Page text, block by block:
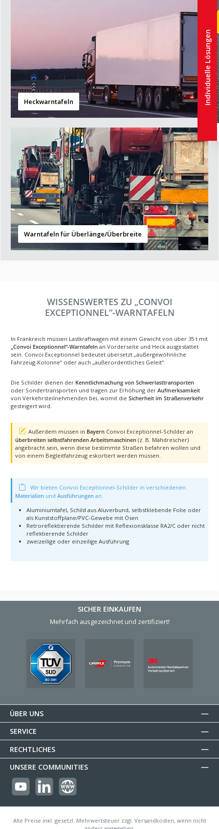
Warntafeln für Überlänge/Überbreite
Heckwarntafeln
WISSENSWERTES ZU „CONVOI
EXCEPTIONNEL“-WARNTAFELN
In Frankreich müssen Lastkraftwagen mit einem Gewicht von über 35 t mit
„Convoi Exceptionnel“-Warntafeln an Vorderseite und Heck ausgestattet
sein. Convoi Exceptionnel bedeutet übersetzt „außergewöhnliche
Fahrzeug-Kolonne“ oder auch „außerordentliches Geleit“.
Die Schilder dienen der Kenntlichmachung von Schwerlasttransporten
oder Sondertransporten und tragen zur Erhöhung der Aufmerksamkeit
von Verkehrsteilnehmenden bei, womit die Sicherheit im Straßenverkehr
gesteigert wird.
Außerdem müssen in Bayern Convoi Exceptionnel-Schilder an
überbreiten selbstfahrenden Arbeitsmaschinen (z. B. Mähdrescher)
angebracht sein, wenn diese bestimmte Straßen befahren wollen und
von einem Begleitfahrzeug eskortiert werden müssen.
Wir bieten Convoi Exceptionnel-Schilder in verschiedenen
Materialien undAusführungen an:
Aluminiumtafel, Schild aus Aluverbund, selbstklebende Folie oder
als Kunststoffplane/PVC-Gewebe mit Ösen
Retroreflektierende Schilder mit Reflexionsklasse RA2/C oder nicht
reflektierende Schilder
zweizeilige oder einzeilige Ausführung
SICHER EINKAUFEN
Mehrfach ausgezeichnet und zertifiziert!
ÜBER UNS
SERVICE
RECHTLICHES
UNSERE COMMUNITIES
https://youtube.com/@reflectogmbh2119?si=Oew0U3xn87ZcBMoM
LinkedIn Website
Alle Preise inkl. gesetzl. Mehrwertsteuer zzgl. Versandkosten, wenn nicht
Individuelle Lösungen